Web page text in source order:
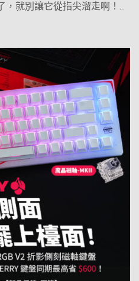
就別讓它從指尖溜走啊！...